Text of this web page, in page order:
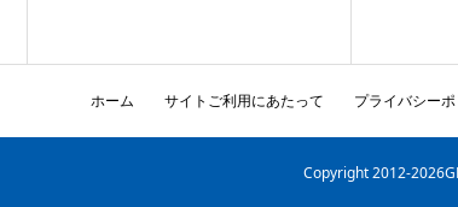
ホーム サイトご利用にあたって プライバシー
Copyright2012-